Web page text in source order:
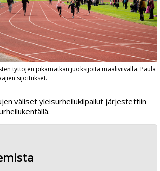
tyttöjen pikamatkan juoksijoita maaliviivalla. Paula
sijoitukset.
väliset yleisurheilukilpailut järjestettiin